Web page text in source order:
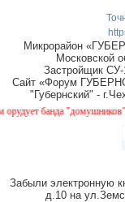
Микрорайон
Московской
Застройщик
Сайт «Форум
"Губернский" -
банда "домушников"! По
Забыли электронную
д.10 на